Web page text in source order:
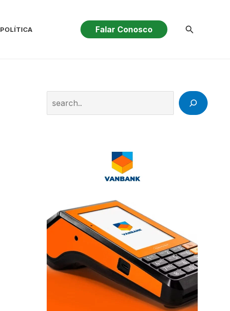
POLÍTICA Falar Conosco Pesquisar